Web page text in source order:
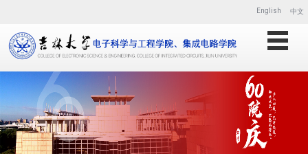
English 中文